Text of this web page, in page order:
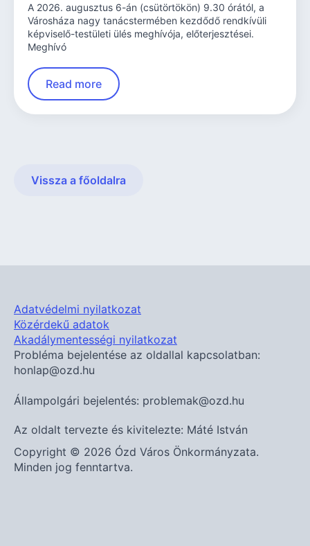
A 2026. augusztus 6-án (csütörtökön) 9.30 órától, a
Városháza nagy tanácstermében kezdődő rendkívüli
képviselő-testületi ülés meghívója, előterjesztései.
Meghívó
Read more
Vissza a főoldalra
Adatvédelmi nyilatkozat
Közérdekű adatok
Akadálymentességi nyilatkozat
Probléma bejelentése az oldallal kapcsolatban:
honlap@ozd.hu
Állampolgári bejelentés: problemak@ozd.hu
Az oldalt tervezte és kivitelezte: Máté István
Copyright © 2026 Ózd Város Önkormányzata.
Minden jog fenntartva.